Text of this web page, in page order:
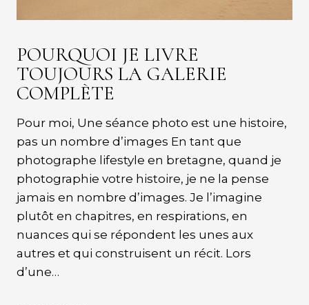
POURQUOI JE LIVRE
TOUJOURS LA GALERIE
COMPLÈTE
Pour moi, Une séance photo est une histoire,
pas un nombre d’images En tant que
photographe lifestyle en bretagne, quand je
photographie votre histoire, je ne la pense
jamais en nombre d’images. Je l’imagine
plutôt en chapitres, en respirations, en
nuances qui se répondent les unes aux
autres et qui construisent un récit. Lors
d’une…